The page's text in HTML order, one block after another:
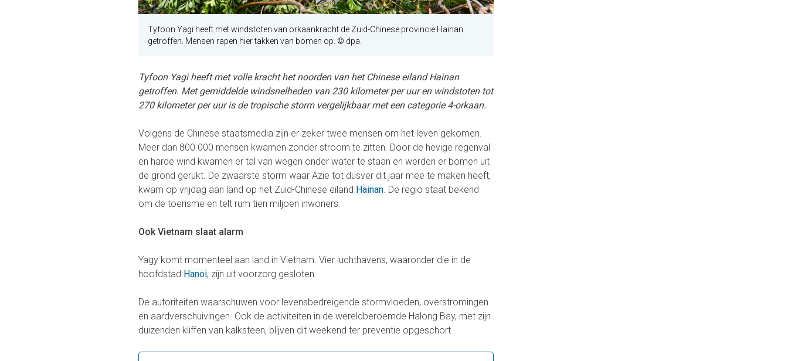
Tyfoon Yagi heeft met windstoten van orkaankracht de Zuid-Chinese provincie Hainan
getroffen. Mensen rapen hier takken van bomen op. © dpa.
Tyfoon Yagi heeft met volle kracht het noorden van het Chinese eiland Hainan
getroffen. Met gemiddelde windsnelheden van 230 kilometer per uur en windstoten tot
270 kilometer per uur is de tropische storm vergelijkbaar met een categorie 4-orkaan.
Volgens de Chinese staatsmedia zijn er zeker twee mensen om het leven gekomen.
Meer dan 800.000 mensen kwamen zonder stroom te zitten. Door de hevige regenval
en harde wind kwamen er tal van wegen onder water te staan en werden er bomen uit
de grond gerukt. De zwaarste storm waar Azië tot dusver dit jaar mee te maken heeft,
kwam op vrijdag aan land op het Zuid-Chinese eiland Hainan. De regio staat bekend
om de toerisme en telt rum tien miljoen inwoners.
Ook Vietnam slaat alarm
Yagy komt momenteel aan land in Vietnam. Vier luchthavens, waaronder die in de
hoofdstad Hanoi, zijn uit voorzorg gesloten.
De autoriteiten waarschuwen voor levensbedreigende stormvloeden, overstromingen
en aardverschuivingen. Ook de activiteiten in de wereldberoemde Halong Bay, met zijn
duizenden kliffen van kalksteen, blijven dit weekend ter preventie opgeschort.